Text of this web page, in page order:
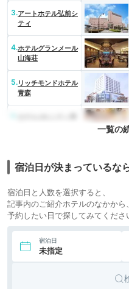
3.アートホテル弘前シ
ティ
4.ホテルグランメール
山海荘
5.リッチモンドホテル
青森
一覧の
宿泊日が決まっているな
宿泊日と人数を選択すると、
記事内のご紹介ホテルのなかから
予約したい日で探してみてくださ
宿泊日
未指定